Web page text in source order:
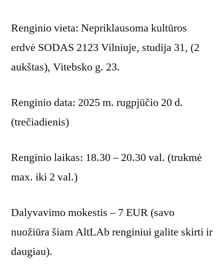
Renginio vieta: Nepriklausoma kultūros
erdvė SODAS 2123 Vilniuje, studija 31, (2
aukštas), Vitebsko g. 23.
Renginio data: 2025 m. rugpjūčio 20 d.
(trečiadienis)
Renginio laikas: 18.30 – 20.30 val. (trukmė
max. iki 2 val.)
Dalyvavimo mokestis – 7 EUR (savo
nuožiūra šiam AltLAb renginiui galite skirti ir
daugiau).